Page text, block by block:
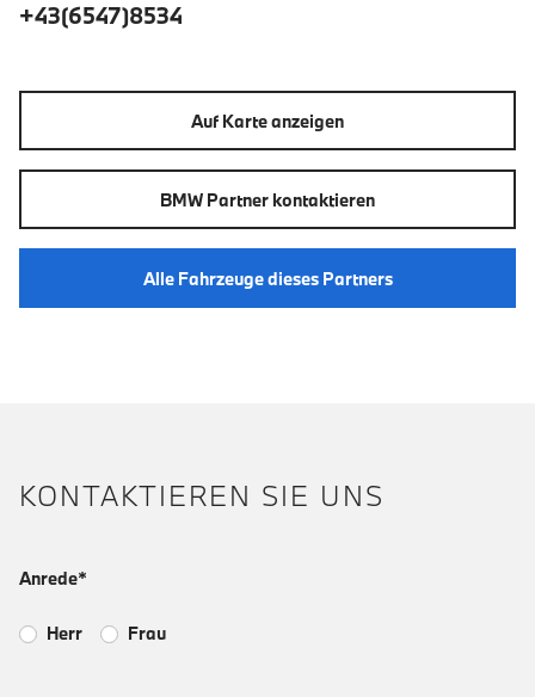
+43(6547)8534
Auf Karte anzeigen
BMW Partner kontaktieren
Alle Fahrzeuge dieses Partners
KONTAKTIEREN SIE UNS
Anrede*
Herr Frau